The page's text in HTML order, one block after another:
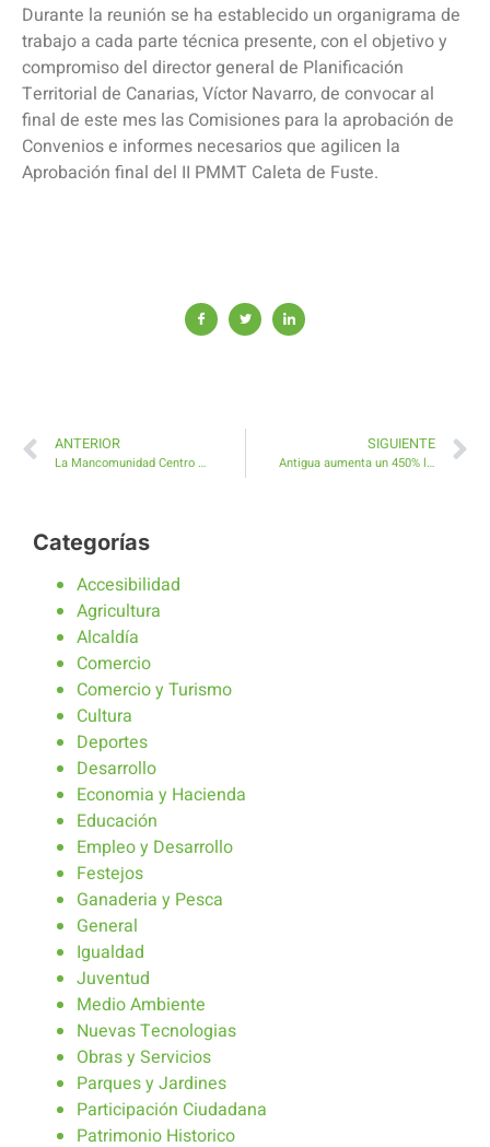
Durante la reunión se ha establecido un organigrama de
trabajo a cada parte técnica presente, con el objetivo y
compromiso del director general de Planificación
Territorial de Canarias, Víctor Navarro, de convocar al
final de este mes las Comisiones para la aprobación de
Convenios e informes necesarios que agilicen la
Aprobación final del II PMMT Caleta de Fuste.
ANTERIOR
La Mancomunidad Centro Sur convenia con el Cabildo de Fuerteventura una financiación de 110.000 euros que refuerza la prestación psicosocial
SIGUIENTE
Antigua aumenta un 450% la subvención de agricultura, ganadería y pesca
Categorías
Accesibilidad
Agricultura
Alcaldía
Comercio
Comercio y Turismo
Cultura
Deportes
Desarrollo
Economia y Hacienda
Educación
Empleo y Desarrollo
Festejos
Ganaderia y Pesca
General
Igualdad
Juventud
Medio Ambiente
Nuevas Tecnologias
Obras y Servicios
Parques y Jardines
Participación Ciudadana
Patrimonio Historico